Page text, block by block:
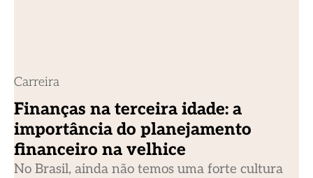
Carreira
Finanças na terceira idade: a
importância do planejamento
financeiro na velhice
No Brasil, ainda não temos uma forte cultura